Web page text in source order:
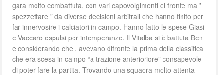
gara molto combattuta, con vari capovolgimenti di fronte ma ”
spezzettare ” da diverse decisioni arbitrali che hanno finito per
far innervosire i calciatori in campo. Hanno fatto le spese Giasi
e Vaccaro espulsi per intemperanze. Il Vitalba si è battuta Ben
e considerando che , avevano difronte la prima della classifica
che era scesa in campo “a trazione anterioriore” consapevole
di poter fare la partita. Trovando una squadra molto attenta